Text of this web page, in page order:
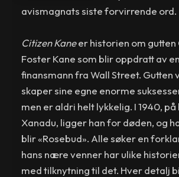
avismagnats siste forvirrende ord.
Citizen Kaneer historien om gutten
Foster Kane som blir oppdratt av
finansmann fra Wall Street. Gutten
skaper sine egne enorme
men er aldri helt lykkelig. I 1940,
Xanadu, ligger han for døden, og
blir «Rosebud». Alle søker en
hans nære venner har ulike
med tilknytning til det. Hver detalj